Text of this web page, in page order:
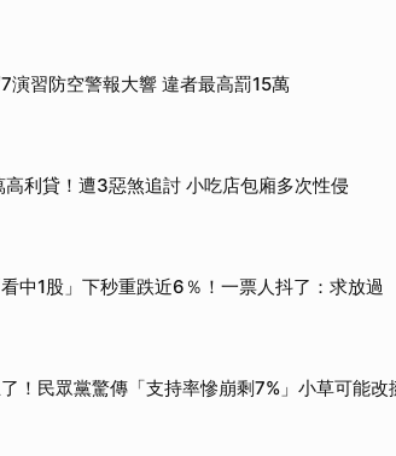
演習防空警報大響 違者最高罰15萬
利貸！遭3惡煞追討 小吃店包廂多次性侵
中1股」下秒重跌近6％！一票人抖了：求放過
！民眾黨驚傳「支持率慘崩剩7%」小草可能改